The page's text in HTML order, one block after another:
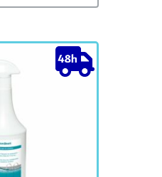
14,50 €
26,80 €
a
variations.
Les
options
peuvent
être
choisies